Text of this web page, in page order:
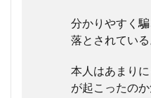
分かりやすく
落とされている
本人はあまり
が起こったのか